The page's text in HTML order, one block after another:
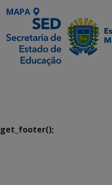
MAPA
get_footer();